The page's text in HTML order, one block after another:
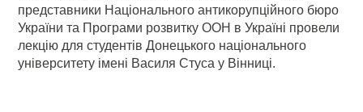
представники Національного антикорупційного бюро
України та Програми розвитку ООН в Україні провели
лекцію для студентів Донецького національного
університету імені Василя Cтуса у Вінниці.